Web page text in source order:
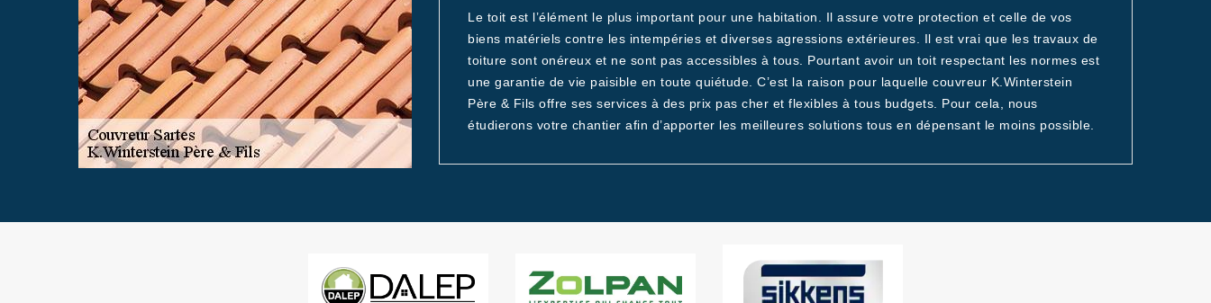
Le toit est l’élément le plus important pour une habitation. Il assure votre protection et celle de vos
biens matériels contre les intempéries et diverses agressions extérieures. Il est vrai que les travaux de
toiture sont onéreux et ne sont pas accessibles à tous. Pourtant avoir un toit respectant les normes est
une garantie de vie paisible en toute quiétude. C’est la raison pour laquelle couvreur K.Winterstein
Père & Fils offre ses services à des prix pas cher et flexibles à tous budgets. Pour cela, nous
étudierons votre chantier afin d’apporter les meilleures solutions tous en dépensant le moins possible.